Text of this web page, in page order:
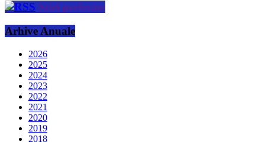
Stiri preferate
Arhive Anuale
2026
2025
2024
2023
2022
2021
2020
2019
2018